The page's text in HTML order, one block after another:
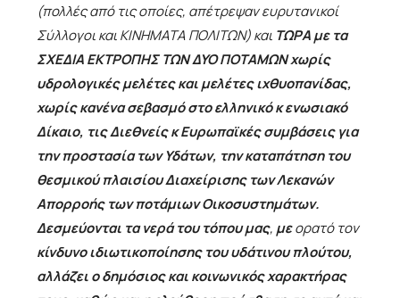
(πολλές από τις οποίες, απέτρεψαν ευρυτανικοί
Σύλλογοι και ΚΙΝΗΜΑΤΑ ΠΟΛΙΤΩΝ) και ΤΩΡΑ με τα
ΣΧΕΔΙΑ ΕΚΤΡΟΠΗΣ ΤΩΝ ΔΥΟ ΠΟΤΑΜΩΝ χωρίς
υδρολογικές μελέτες και μελέτες ιχθυοπανίδας,
χωρίς κανένα σεβασμό στο ελληνικό κ ενωσιακό
Δίκαιο, τις Διεθνείς κ Ευρωπαϊκές συμβάσεις για
την προστασία των Υδάτων, την καταπάτηση του
θεσμικού πλαισίου Διαχείρισης των Λεκανών
Απορροής των ποτάμιων Οικοσυστημάτων.
Δεσμεύονται τα νερά του τόπου μας, μεορατό τον
κίνδυνο ιδιωτικοποίησης του υδάτινου πλούτου,
αλλάζει ο δημόσιος και κοινωνικός χαρακτήρας